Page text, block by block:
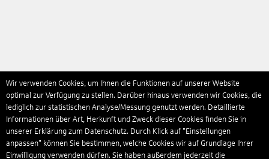
Wir verwenden Cookies, um Ihnen die Funktionen auf unserer Website
optimal zur Verfügung zu stellen. Darüber hinaus verwenden wir Cookies, die
lediglich zur statistischen Analyse/Messung genutzt werden. Detaillierte
Informationen über Art, Herkunft und Zweck dieser Cookies finden Sie in
unserer Erklärung zum Datenschutz. Durch Klick auf "Einstellungen
anpassen" können Sie bestimmen, welche Cookies wir auf Grundlage Ihrer
Einwilligung verwenden dürfen. Sie haben außerdem jederzeit die